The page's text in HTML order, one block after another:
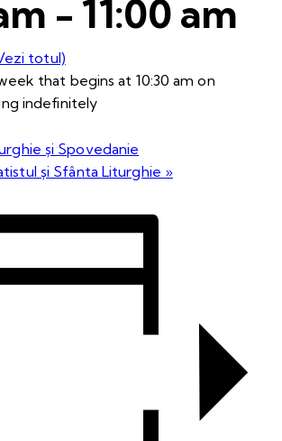
-11:00 am
totul)
that begins at 10:30 am on
indefinitely
și Spovedanie
și Sfânta Liturghie »